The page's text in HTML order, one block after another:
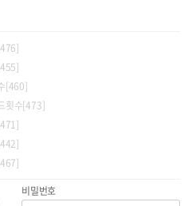
[460]
횟수[473]
비밀번호